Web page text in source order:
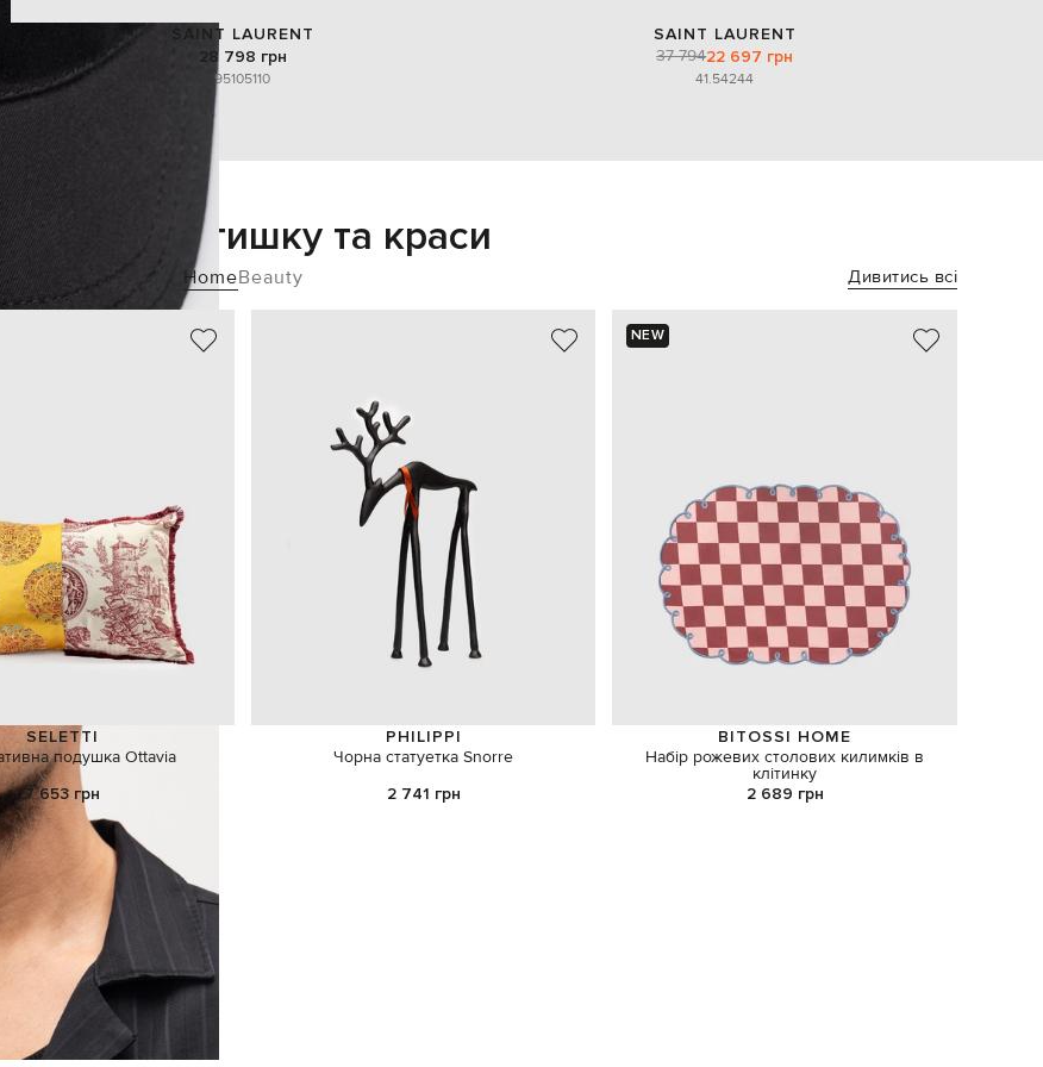
SAINT LAURENT
28 798 грн
95105110
SAINT LAURENT
37 79422 697 грн
41.54244
затишку та краси
HomeBeauty Дивитись всі
SELETTI
подушка Ottavia
7 653 грн
PHILIPPI
Чорна статуетка Snorre
2 741 грн
NEW
BITOSSI HOME
Набір рожевих столових килимків в
клітинку
2 689 грн